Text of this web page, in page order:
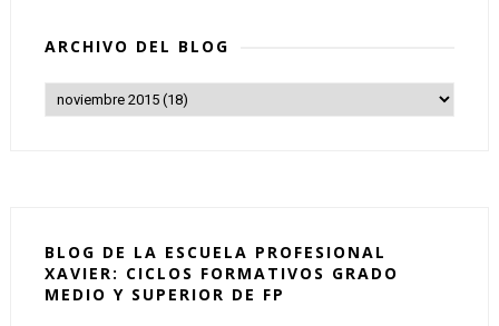
ARCHIVO DEL BLOG
BLOG DE LA ESCUELA PROFESIONAL
XAVIER: CICLOS FORMATIVOS GRADO
MEDIO Y SUPERIOR DE FP